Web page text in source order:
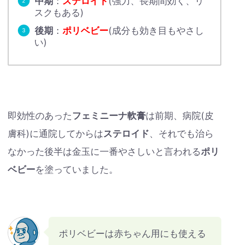
スクもある)
後期： ポリベビー(成分も効き目もやさし
い)
即効性のあったフェミニーナ軟膏は前期、病院(皮
膚科)に通院してからはステロイド、それでも治ら
なかった後半は金玉に一番やさしいと言われるポリ
ベビーを塗っていました。
ポリベビーは赤ちゃん用にも使える